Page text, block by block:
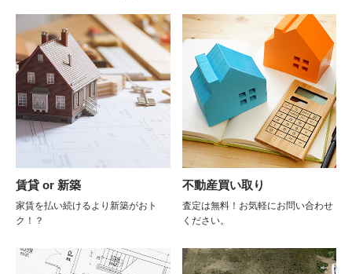
賃貸 or 新築
家賃を払い続けるより新築がおト
ク！？
不動産買い取り
査定は無料！お気軽にお問い合わせ
ください。